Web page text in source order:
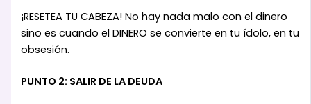
¡RESETEA TU CABEZA! No hay nada malo con el dinero
sino es cuando el DINERO se convierte en tu ídolo, en tu
obsesión.
PUNTO 2: SALIR DE LA DEUDA